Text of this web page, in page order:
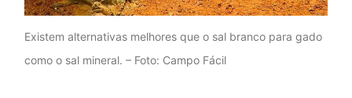
Existem alternativas melhores que o sal branco para gado
como o sal mineral. – Foto: Campo Fácil